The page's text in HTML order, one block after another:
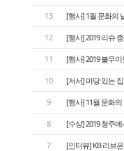
13 [행사] 1월 문화의
12 [행사] 2019 리슈
11 [행사] 2019 불우
10 [저서] 마당 있는
9 [행사] 11월 문화
8 [수상] 2019 청주
7 [인터뷰] KB 리브